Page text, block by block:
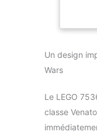
Un design
Wars
Le LEGO
classe